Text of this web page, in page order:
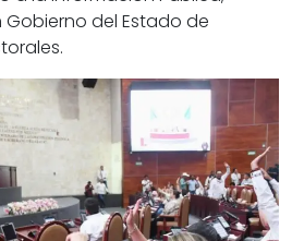
del Estado de